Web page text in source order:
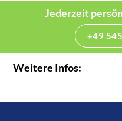
Jederzeit
+49
Weitere Infos: